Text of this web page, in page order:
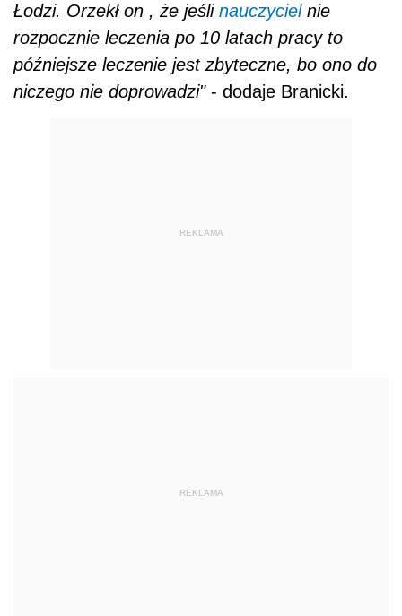
Łodzi. Orzekł on , że jeśli nauczycielnie
rozpocznie leczenia po 10 latach pracy to
późniejsze leczenie jest zbyteczne, bo ono do
niczego nie doprowadzi" - dodaje Branicki.
REKLAMA
REKLAMA